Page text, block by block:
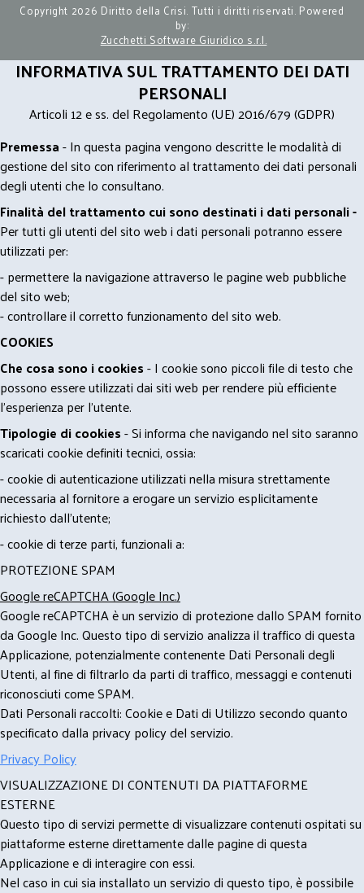
Copyright 2026 Diritto della Crisi. Tutti i diritti riservati. Powered
by:
Zucchetti Software Giuridico s.r.l.
INFORMATIVA SUL TRATTAMENTO DEI DATI
PERSONALI
Articoli 12 e ss. del Regolamento (UE) 2016/679 (GDPR)
Premessa- In questa pagina vengono descritte le modalità di
gestione del sito con riferimento al trattamento dei dati personali
degli utenti che lo consultano.
Finalità del trattamento cui sono destinati i dati personali -
Per tutti gli utenti del sito web i dati personali potranno essere
utilizzati per:
- permettere la navigazione attraverso le pagine web pubbliche
del sito web;
- controllare il corretto funzionamento del sito web.
COOKIES
Che cosa sono i cookies- I cookie sono piccoli file di testo che
possono essere utilizzati dai siti web per rendere più efficiente
l'esperienza per l'utente.
Tipologie di cookies- Si informa che navigando nel sito saranno
scaricati cookie definiti tecnici, ossia:
- cookie di autenticazione utilizzati nella misura strettamente
necessaria al fornitore a erogare un servizio esplicitamente
richiesto dall'utente;
- cookie di terze parti, funzionali a:
PROTEZIONE SPAM
Google reCAPTCHA (Google Inc.)
Google reCAPTCHA è un servizio di protezione dallo SPAM fornito
da Google Inc. Questo tipo di servizio analizza il traffico di questa
Applicazione, potenzialmente contenente Dati Personali degli
Utenti, al fine di filtrarlo da parti di traffico, messaggi e contenuti
riconosciuti come SPAM.
Dati Personali raccolti: Cookie e Dati di Utilizzo secondo quanto
specificato dalla privacy policy del servizio.
Privacy Policy
VISUALIZZAZIONE DI CONTENUTI DA PIATTAFORME
ESTERNE
Questo tipo di servizi permette di visualizzare contenuti ospitati su
piattaforme esterne direttamente dalle pagine di questa
Applicazione e di interagire con essi.
Nel caso in cui sia installato un servizio di questo tipo, è possibile